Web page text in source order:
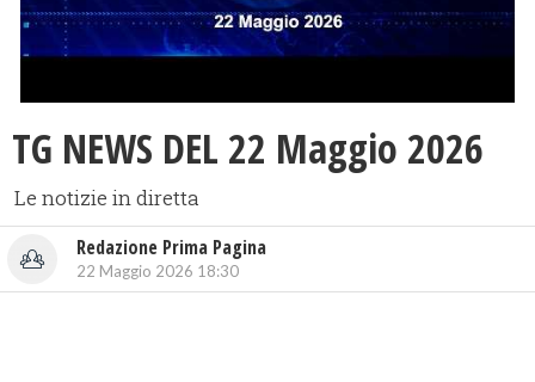
TG NEWS DEL 22 Maggio 2026
Le notizie in diretta
Redazione Prima Pagina
22 Maggio 2026 18:30